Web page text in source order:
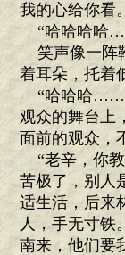
我的心给你看
“哈哈哈哈
笑声像一阵鞭
着耳朵，托着
“哈哈哈…… ”
观众的舞台上
面前的观众，
“老辛，你教
苦极了，别人
适生活，后来
人，手无寸铁
南来，他们要